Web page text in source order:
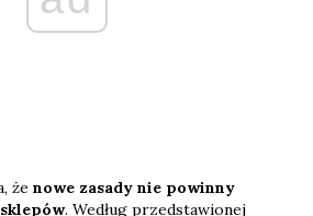
że nowe zasady nie powinny
. Według przedstawionej